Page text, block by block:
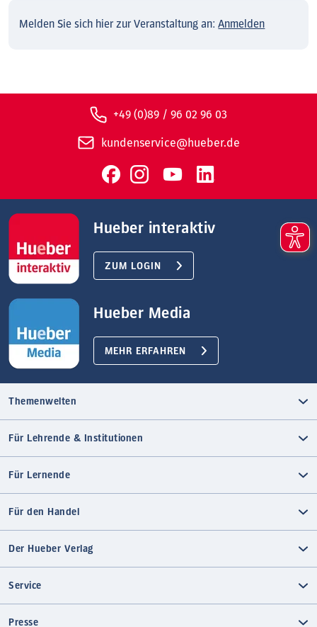
Melden Sie sich hier zur Veranstaltung an:Anmelden
+49 (0)89 / 96 02 96 03
kundenservice@hueber.de
Hueber interaktiv
ZUM LOGIN
Hueber Media
MEHR ERFAHREN
Themenwelten
Für Lehrende & Institutionen
Für Lernende
Für den Handel
Der Hueber Verlag
Service
Presse